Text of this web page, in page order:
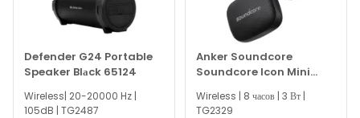
Defender G24 Portable
Speaker Blаck 65124
Wireless| 20-20000 Hz |
105dB | TG2487
Anker Soundcore
Soundcore Icon Mini
Black A3121
Wireless | 8 часов | 3 Вт |
TG2329